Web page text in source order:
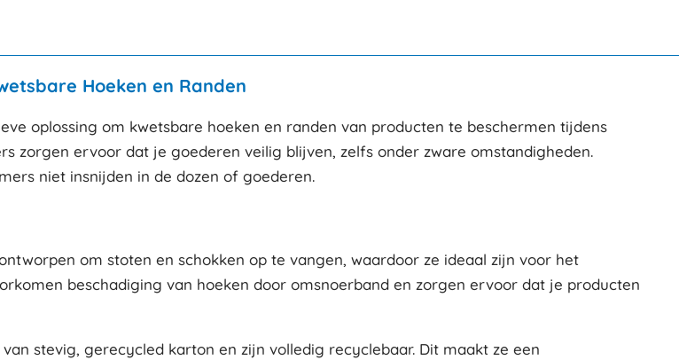
Hoeken en Randen
oplossing om kwetsbare hoeken en randen van producten te beschermen tijdens
zorgen ervoor dat je goederen veilig blijven, zelfs onder zware omstandigheden.
niet insnijden in de dozen of goederen.
om stoten en schokken op te vangen, waardoor ze ideaal zijn voor het
beschadiging van hoeken door omsnoerband en zorgen ervoor dat je producten
stevig, gerecycled karton en zijn volledig recyclebaar. Dit maakt ze een